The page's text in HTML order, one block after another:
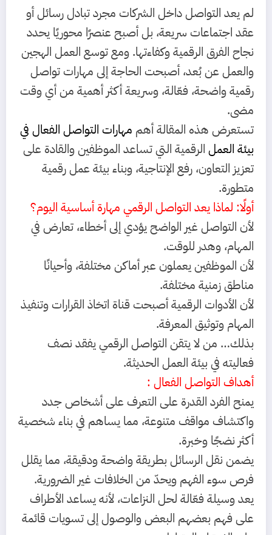
لم يعد التواصل داخل الشركات مجرد تبادل رسائل أو
عقد اجتماعات سريعة، بل أصبح عنصرًا محوريًا يحدد
نجاح الفرق الرقمية وكفاءتها. ومع توسع العمل الهجين
والعمل عن بُعد، أصبحت الحاجة إلى مهارات تواصل
رقمية واضحة، فعّالة، وسريعة أكثر أهمية من أي وقت
مضى.
تستعرض هذه المقالة أهم مهارات التواصل الفعال في
بيئة العمل الرقمية التي تساعد الموظفين والقادة على
تعزيز التعاون، رفع الإنتاجية، وبناء بيئة عمل رقمية
متطورة.
أولًا: لماذا يعد التواصل الرقمي مهارة أساسية اليوم؟
لأن التواصل غير الواضح يؤدي إلى أخطاء، تعارض في
المهام، وهدر للوقت.
لأن الموظفين يعملون عبر أماكن مختلفة، وأحيانًا
مناطق زمنية مختلفة.
لأن الأدوات الرقمية أصبحت قناة اتخاذ القرارات وتنفيذ
المهام وتوثيق المعرفة.
بذلك… من لا يتقن التواصل الرقمي يفقد نصف
فعاليته في بيئة العمل الحديثة.
أهداف التواصل الفعال :
يمنح الفرد القدرة على التعرف على أشخاص جدد
واكتشاف مواقف متنوعة، مما يساهم في بناء شخصية
أكثر نضجًا وخبرة.
يضمن نقل الرسائل بطريقة واضحة ودقيقة، مما يقلل
فرص سوء الفهم ويحدّ من الخلافات غير الضرورية.
يعد وسيلة فعّالة لحل النزاعات، لأنه يساعد الأطراف
على فهم بعضهم البعض والوصول إلى تسويات قائمة